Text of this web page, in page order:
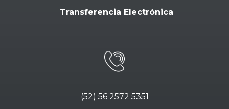
Transferencia Electrónica
(52) 56 2572 5351